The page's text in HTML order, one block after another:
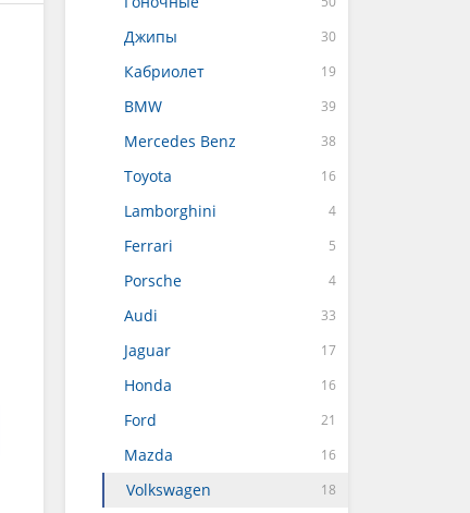
Джипы
Кабриолет
BMW
Mercedes Benz
Toyota
Lamborghini
Ferrari
Porsche
Audi
Jaguar
Honda
Ford
Mazda
Volkswagen